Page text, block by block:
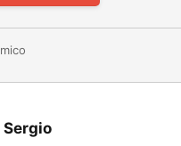
Sergio